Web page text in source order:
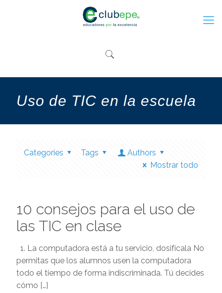
Uso de TIC en la escuela
Categories Tags
Authors
Mostrar todo
10 consejos para el uso de
las TIC en clase
1. La computadora está a tu servicio, dosifícala No
permitas que los alumnos usen la computadora
todo el tiempo de forma indiscriminada. Tú decides
cómo […]